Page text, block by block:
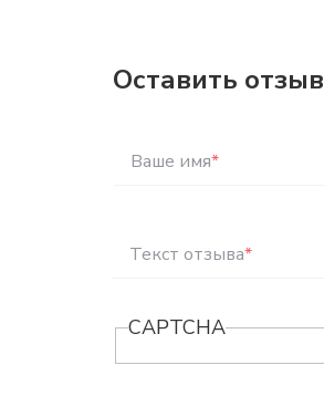
Оставить отзыв
Ваше имя*
Текст отзыва*
CAPTCHA